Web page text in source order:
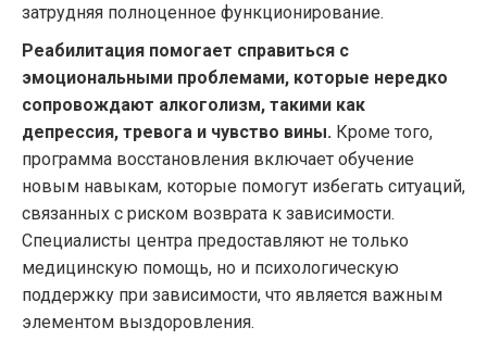
затрудняя полноценное функционирование.
Реабилитация помогает справиться с
эмоциональными проблемами, которые нередко
сопровождают алкоголизм, такими как
депрессия, тревога и чувство вины. Кроме того,
программа восстановления включает обучение
новым навыкам, которые помогут избегать ситуаций,
связанных с риском возврата к зависимости.
Специалисты центра предоставляют не только
медицинскую помощь, но и психологическую
поддержку при зависимости, что является важным
элементом выздоровления.